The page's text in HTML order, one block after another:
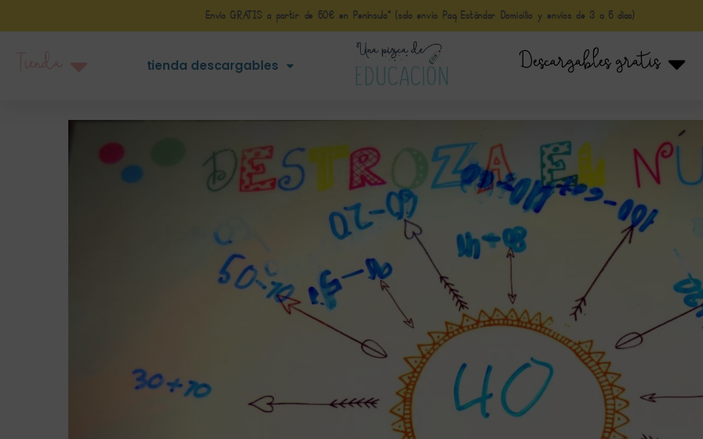
Envío GRATIS a partir de 50€ en Península* (solo envio Paq Estándar Domicilio y envíos de 3 a 5 días)
tienda descargables Descargables gratis